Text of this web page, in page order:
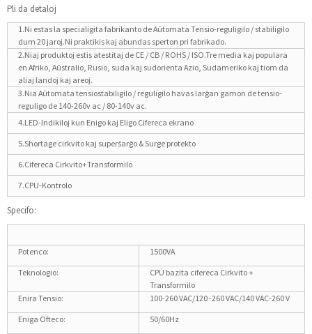
Pli da detaloj
1.Ni estas la specialigita fabrikanto de Aŭtomata Tensio-reguligilo / stabiligilo
dum 20 jaroj.Ni praktikis kaj abundas sperton pri fabrikado.
2.Niaj produktoj estis atestitaj de CE / CB / ROHS / ISO.Tre media kaj populara
en Afriko, Aŭstralio, Rusio, suda kaj sudorienta Azio, Sudameriko kaj tiom da
aliaj landoj kaj areoj.
3.Nia Aŭtomata tensiostabiligilo / reguligilo havas larĝan gamon de tensio-
reguligo de 140-260v ac / 80-140v ac.
4.LED-Indikiloj kun Enigo kaj Eligo Cifereca ekrano
5.Shortage cirkvito kaj superŝarĝo & Surge protekto
6.Cifereca Cirkvito+Transformilo
7.CPU-Kontrolo
Specifo:
Potenco:
1500VA
Teknologio:
CPU bazita cifereca Cirkvito +
Transformilo
Enira Tensio:
100-260 VAC/120 -260 VAC/140 VAC-260 V
Eniga Ofteco:
50/60Hz